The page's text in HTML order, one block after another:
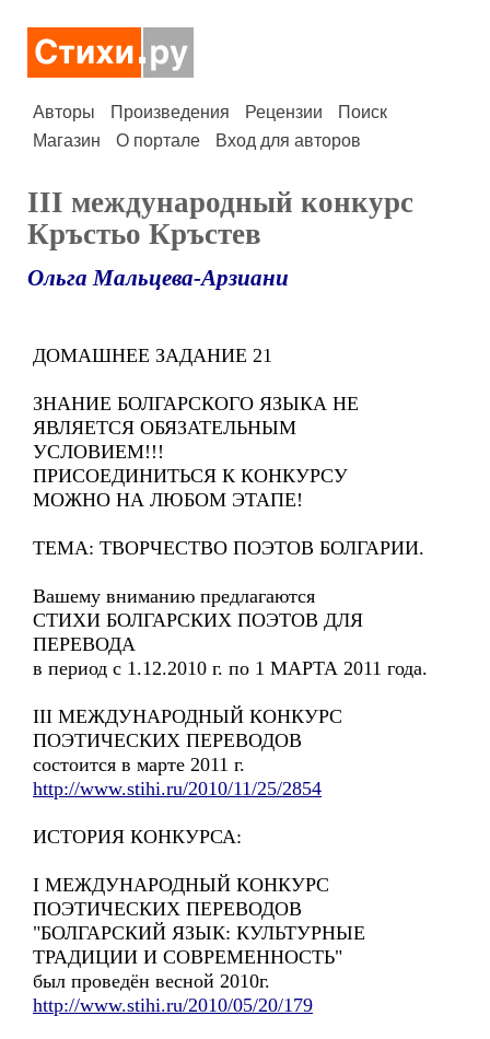
Авторы Произведения Рецензии
Поиск
Магазин
О портале Вход для авторов
III международный конкурс
Кръстьо Кръстев
Ольга Мальцева-Арзиани
ДОМАШНЕЕ ЗАДАНИЕ 21
ЗНАНИЕ БОЛГАРСКОГО ЯЗЫКА НЕ
ЯВЛЯЕТСЯ ОБЯЗАТЕЛЬНЫМ
УСЛОВИЕМ!!!
ПРИСОЕДИНИТЬСЯ К КОНКУРСУ
МОЖНО НА ЛЮБОМ ЭТАПЕ!
ТЕМА: ТВОРЧЕСТВО ПОЭТОВ БОЛГАРИИ.
Вашему вниманию предлагаются
СТИХИ БОЛГАРСКИХ ПОЭТОВ ДЛЯ
ПЕРЕВОДА
в период с 1.12.2010 г. по 1 МАРТА 2011 года.
III МЕЖДУНАРОДНЫЙ КОНКУРС
ПОЭТИЧЕСКИХ ПЕРЕВОДОВ
состоится в марте 2011 г.
http://www.stihi.ru/2010/11/25/2854
ИСТОРИЯ КОНКУРСА:
I МЕЖДУНАРОДНЫЙ КОНКУРС
ПОЭТИЧЕСКИХ ПЕРЕВОДОВ
"БОЛГАРСКИЙ ЯЗЫК: КУЛЬТУРНЫЕ
ТРАДИЦИИ И СОВРЕМЕННОСТЬ"
был проведён весной 2010г.
http://www.stihi.ru/2010/05/20/179